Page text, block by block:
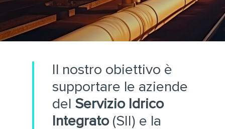
Il nostro obiettivo è
supportare le aziende
del Servizio Idrico
Integrato(SII) e la